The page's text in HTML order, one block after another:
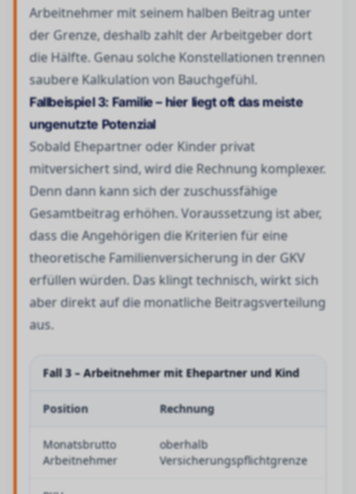
Arbeitnehmer mit seinem halben Beitrag unter
der Grenze, deshalb zahlt der Arbeitgeber dort
die Hälfte. Genau solche Konstellationen trennen
saubere Kalkulation von Bauchgefühl.
Fallbeispiel 3: Familie – hier liegt oft das meiste
ungenutzte Potenzial
Sobald Ehepartner oder Kinder privat
mitversichert sind, wird die Rechnung komplexer.
Denn dann kann sich der zuschussfähige
Gesamtbeitrag erhöhen. Voraussetzung ist aber,
dass die Angehörigen die Kriterien für eine
theoretische Familienversicherung in der GKV
erfüllen würden. Das klingt technisch, wirkt sich
aber direkt auf die monatliche Beitragsverteilung
aus.
Fall 3 – Arbeitnehmer mit Ehepartner und Kind
Position Rechnung
Monatsbrutto
Arbeitnehmer
oberhalb
Versicherungspflichtgrenze